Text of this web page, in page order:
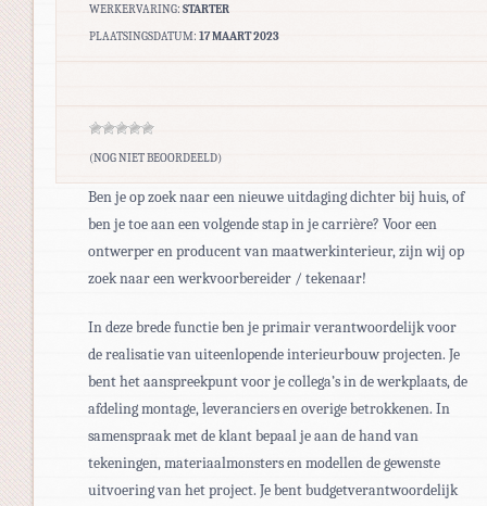
WERKERVARING: STARTER
PLAATSINGSDATUM: 17 MAART 2023
(NOG NIET BEOORDEELD)
Ben je op zoek naar een nieuwe uitdaging dichter bij huis, of
ben je toe aan een volgende stap in je carrière? Voor een
ontwerper en producent van maatwerkinterieur, zijn wij op
zoek naar een werkvoorbereider / tekenaar!
In deze brede functie ben je primair verantwoordelijk voor
de realisatie van uiteenlopende interieurbouw projecten. Je
bent het aanspreekpunt voor je collega’s in de werkplaats, de
afdeling montage, leveranciers en overige betrokkenen. In
samenspraak met de klant bepaal je aan de hand van
tekeningen, materiaalmonsters en modellen de gewenste
uitvoering van het project. Je bent budgetverantwoordelijk